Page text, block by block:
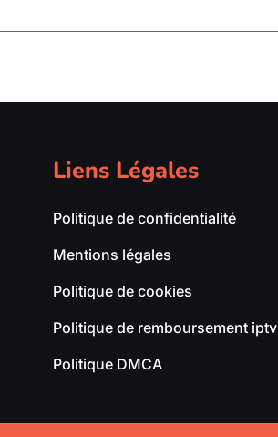
Liens Légales
Politique de confidentialité
Mentions légales
Politique de cookies
Politique de remboursement iptv
Politique DMCA